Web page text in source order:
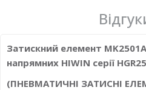
Затискний елемент
напрямних HIWIN серії
(ПНЕВМАТИЧНІ ЗАТИСНІ